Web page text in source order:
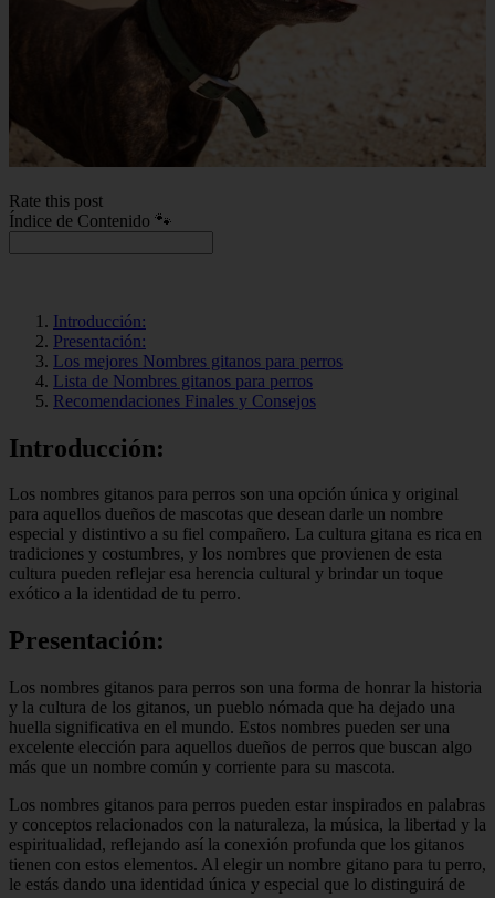
Rate this post
Índice de Contenido 🐾
Introducción:
Presentación:
Los mejores Nombres gitanos para perros
Lista de Nombres gitanos para perros
Recomendaciones Finales y Consejos
Introducción:
Los nombres gitanos para perros son una opción única y original
para aquellos dueños de mascotas que desean darle un nombre
especial y distintivo a su fiel compañero. La cultura gitana es rica en
tradiciones y costumbres, y los nombres que provienen de esta
cultura pueden reflejar esa herencia cultural y brindar un toque
exótico a la identidad de tu perro.
Presentación:
Los nombres gitanos para perros son una forma de honrar la historia
y la cultura de los gitanos, un pueblo nómada que ha dejado una
huella significativa en el mundo. Estos nombres pueden ser una
excelente elección para aquellos dueños de perros que buscan algo
más que un nombre común y corriente para su mascota.
Los nombres gitanos para perros pueden estar inspirados en palabras
y conceptos relacionados con la naturaleza, la música, la libertad y la
espiritualidad, reflejando así la conexión profunda que los gitanos
tienen con estos elementos. Al elegir un nombre gitano para tu perro,
le estás dando una identidad única y especial que lo distinguirá de